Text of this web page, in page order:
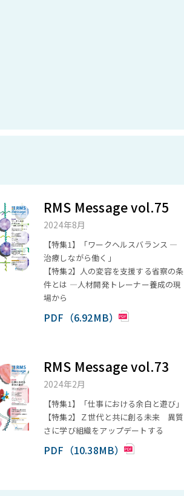
RMS Message vol.75
2024年8月
【特集1】「ワークヘルスバランス ―
治療しながら働く」
【特集2】人の変容を支援する省察の条
件とは ―人材開発トレーナー養成の現
場から
PDF（6.92MB）
RMS Message vol.73
2024年2月
【特集1】「仕事における余白と遊び」
【特集2】Ｚ世代と共に創る未来 異質
さに学び組織をアップデートする
PDF（10.38MB）